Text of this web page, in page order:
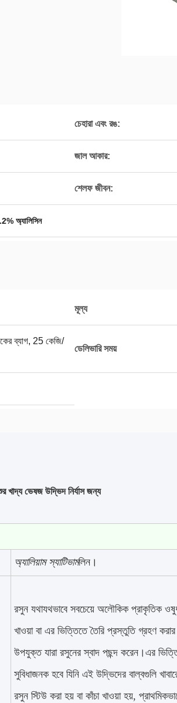
চেহারা এবং রঙ:
জাল আকার:
শেলফ জীবন:
অ্যালিসিন
মূল্য
ব্যাগ, 25 কেজি/
ডেলিভারি সময়
খাদ্য ভেষজ উদ্ভিদ নির্যাস জন্য
অ্যালিয়াম স্যাটিভামলিন।
রসুন যথাযথভাবে সবচেয়ে অলৌকিক প্রাকৃতিক
খাওয়া বা এর ভিত্তিতে তৈরি প্রস্তুতি গ্রহণ
উপযুক্ত যারা রসুনের স্বাদ পছন্দ করেন।এর
সুবিধাজনক হবে যিনি এই উদ্ভিদের বাল্বগুলি
রসুন স্টিউ করা হয় বা কাঁচা খাওয়া হয়,